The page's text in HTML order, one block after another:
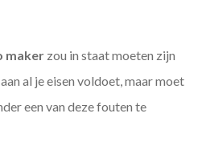
maker zou in staat moeten zijn
al je eisen voldoet, maar moet
een van deze fouten te